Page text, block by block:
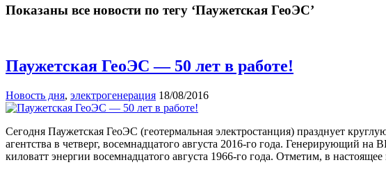
Показаны все новости по тегу ‘Паужетская ГеоЭС’
Паужетская ГеоЭС — 50 лет в работе!
Новость дня, электрогенерация 18/08/2016
Сегодня Паужетская ГеоЭС (геотермальная электростанция) празднует
агентства в четверг, восемнадцатого августа 2016-го года. Генерирующий
киловатт энергии восемнадцатого августа 1966-го года. Отметим, в